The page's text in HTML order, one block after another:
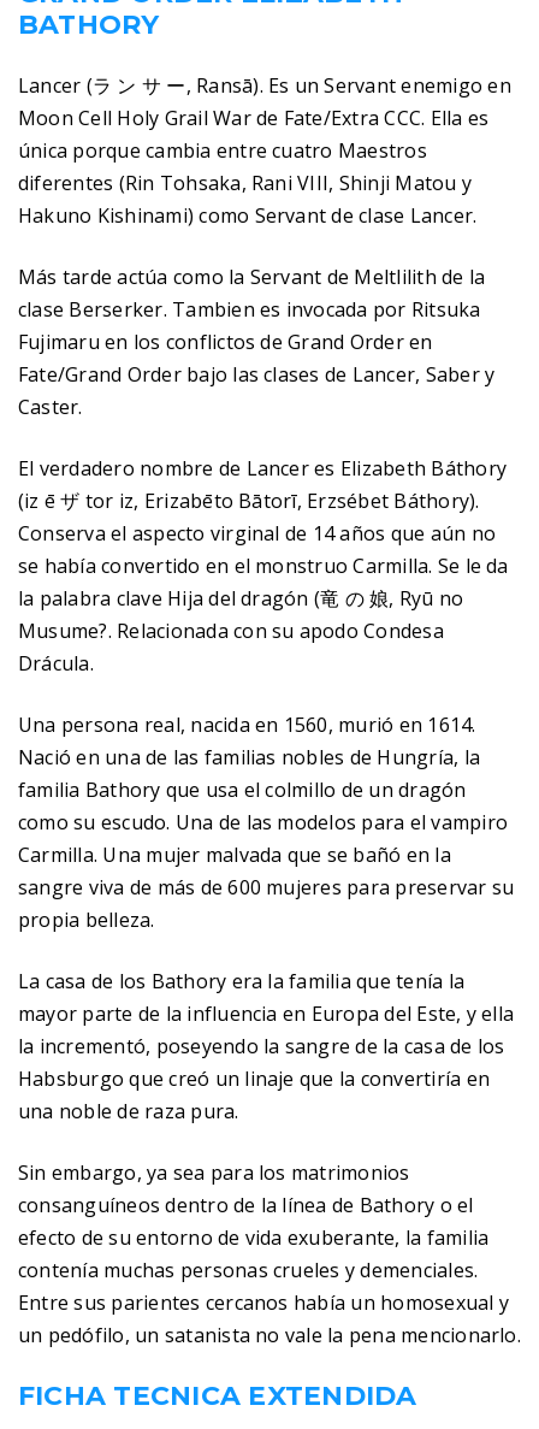
BATHORY
Lancer (ラ ン サ ー, Ransā). Es un Servant enemigo en
Moon Cell Holy Grail War de Fate/Extra CCC. Ella es
única porque cambia entre cuatro Maestros
diferentes (Rin Tohsaka, Rani VIII, Shinji Matou y
Hakuno Kishinami) como Servant de clase Lancer.
Más tarde actúa como la Servant de Meltlilith de la
clase Berserker. Tambien es invocada por Ritsuka
Fujimaru en los conflictos de Grand Order en
Fate/Grand Order bajo las clases de Lancer, Saber y
Caster.
El verdadero nombre de Lancer es Elizabeth Báthory
(iz ē ザ tor iz, Erizabēto Bātorī, Erzsébet Báthory).
Conserva el aspecto virginal de 14 años que aún no
se había convertido en el monstruo Carmilla. Se le da
la palabra clave Hija del dragón (竜 の 娘, Ryū no
Musume?. Relacionada con su apodo Condesa
Drácula.
Una persona real, nacida en 1560, murió en 1614.
Nació en una de las familias nobles de Hungría, la
familia Bathory que usa el colmillo de un dragón
como su escudo. Una de las modelos para el vampiro
Carmilla. Una mujer malvada que se bañó en la
sangre viva de más de 600 mujeres para preservar su
propia belleza.
La casa de los Bathory era la familia que tenía la
mayor parte de la influencia en Europa del Este, y ella
la incrementó, poseyendo la sangre de la casa de los
Habsburgo que creó un linaje que la convertiría en
una noble de raza pura.
Sin embargo, ya sea para los matrimonios
consanguíneos dentro de la línea de Bathory o el
efecto de su entorno de vida exuberante, la familia
contenía muchas personas crueles y demenciales.
Entre sus parientes cercanos había un homosexual y
un pedófilo, un satanista no vale la pena mencionarlo.
FICHA TECNICA EXTENDIDA